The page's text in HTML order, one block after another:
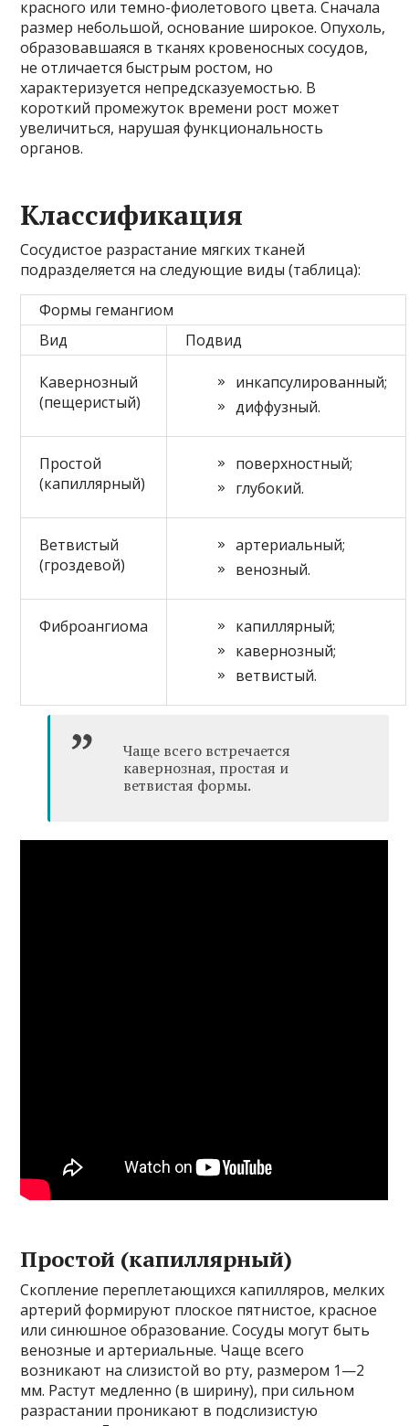
красного или темно-фиолетового цвета. Сначала
размер небольшой, основание широкое. Опухоль,
образовавшаяся в тканях кровеносных сосудов,
не отличается быстрым ростом, но
характеризуется непредсказуемостью. В
короткий промежуток времени рост может
увеличиться, нарушая функциональность
органов.
Классификация
Сосудистое разрастание мягких тканей
подразделяется на следующие виды (таблица):
Формы гемангиом
Вид
Подвид
Кавернозный
(пещеристый)
инкапсулированный;
диффузный.
Простой
(капиллярный)
поверхностный;
глубокий.
Ветвистый
(гроздевой)
артериальный;
венозный.
Фиброангиома
капиллярный;
кавернозный;
ветвистый.
Чаще всего встречается
кавернозная, простая и
ветвистая формы.
Простой (капиллярный)
Скопление переплетающихся капилляров, мелких
артерий формируют плоское пятнистое, красное
или синюшное образование. Сосуды могут быть
венозные и артериальные. Чаще всего
возникают на слизистой во рту, размером 1—2
мм. Растут медленно (в ширину), при сильном
разрастании проникают в подслизистую